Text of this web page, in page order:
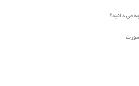
می دانید؟
صورت